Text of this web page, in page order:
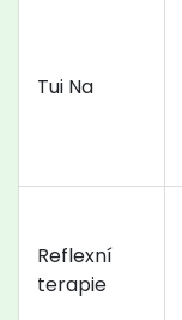
Tui Na
Reflexní
terapie